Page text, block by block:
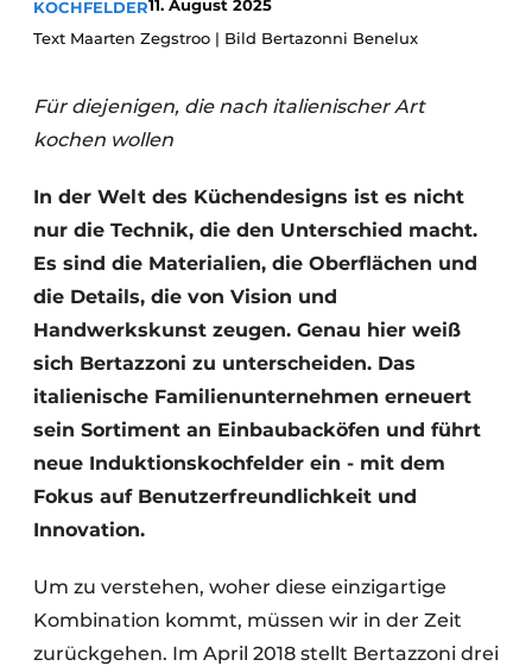
Datenschutz / Cookie-Erklärung
Ein Stellenangebot registrieren
Videos
Möbelbeschläge und Schränke
KOCHFELDER11. August 2025
Text Maarten Zegstroo | Bild Bertazonni Benelux
Für diejenigen, die nach italienischer Art
kochen wollen
In der Welt des Küchendesigns ist es nicht
nur die Technik, die den Unterschied macht.
Es sind die Materialien, die Oberflächen und
die Details, die von Vision und
Handwerkskunst zeugen. Genau hier weiß
sich Bertazzoni zu unterscheiden. Das
italienische Familienunternehmen erneuert
sein Sortiment an Einbaubacköfen und führt
neue Induktionskochfelder ein - mit dem
Fokus auf Benutzerfreundlichkeit und
Innovation.
Um zu verstehen, woher diese einzigartige
Kombination kommt, müssen wir in der Zeit
zurückgehen. Im April 2018 stellt Bertazzoni drei